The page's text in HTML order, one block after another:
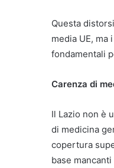
Questa
media UE,
fondamentali
Carenza di
Il Lazio non è
di medicina
copertura
base